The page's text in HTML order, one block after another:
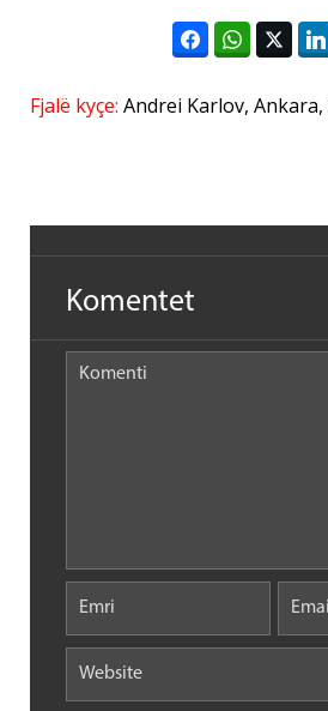
Fjalë kyçe: Andrei Karlov, Ankara,
Komentet